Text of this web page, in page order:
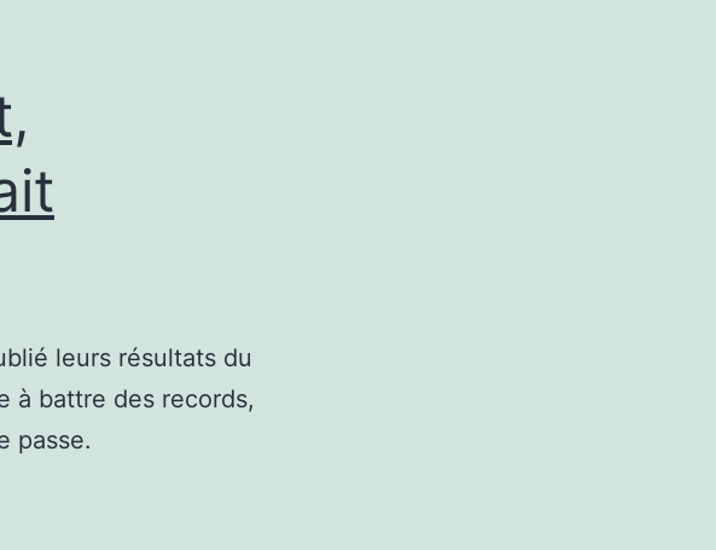
leurs résultats du
à battre des records,
passe.